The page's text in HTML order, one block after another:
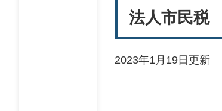
法人市民税
2023年1月19日更新